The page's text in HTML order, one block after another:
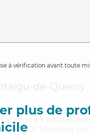
à vérification avant toute
plus de
de-Quercy
a 8 ans
(ADVD). Maitrisant